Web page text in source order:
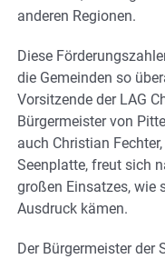
anderen Regionen.
Diese
die Gemeinden so
Vorsitzende der LAG
Bürgermeister von
auch Christian
Seenplatte, freut sich
großen Einsatzes, wie
Ausdruck kämen.
Der Bürgermeister der